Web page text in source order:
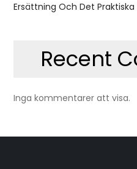
Ersättning Och Det Praktiska
Recent
Inga kommentarer att visa.